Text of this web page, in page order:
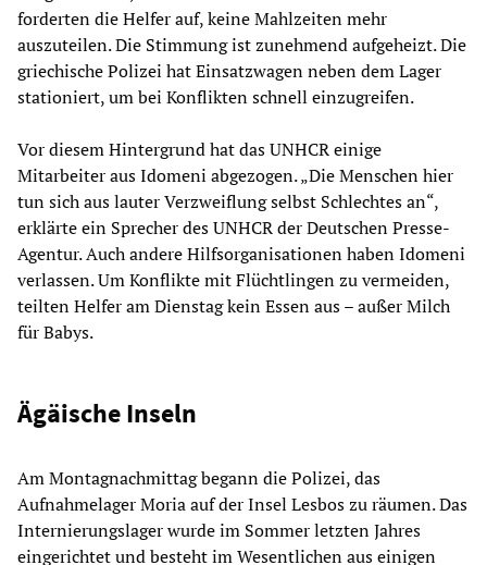
forderten die Helfer auf, keine Mahlzeiten mehr
auszuteilen. Die Stimmung ist zunehmend aufgeheizt. Die
griechische Polizei hat Einsatzwagen neben dem Lager
stationiert, um bei Konflikten schnell einzugreifen.
Vor diesem Hintergrund hat das UNHCR einige
Mitarbeiter aus Idomeni abgezogen. „Die Menschen hier
tun sich aus lauter Verzweiflung selbst Schlechtes an“,
erklärte ein Sprecher des UNHCR der Deutschen Presse-
Agentur. Auch andere Hilfsorganisationen haben Idomeni
verlassen. Um Konflikte mit Flüchtlingen zu vermeiden,
teilten Helfer am Dienstag kein Essen aus – außer Milch
für Babys.
Ägäische Inseln
Am Montagnachmittag begann die Polizei, das
Aufnahmelager Moria auf der Insel Lesbos zu räumen. Das
Internierungslager wurde im Sommer letzten Jahres
eingerichtet und besteht im Wesentlichen aus einigen